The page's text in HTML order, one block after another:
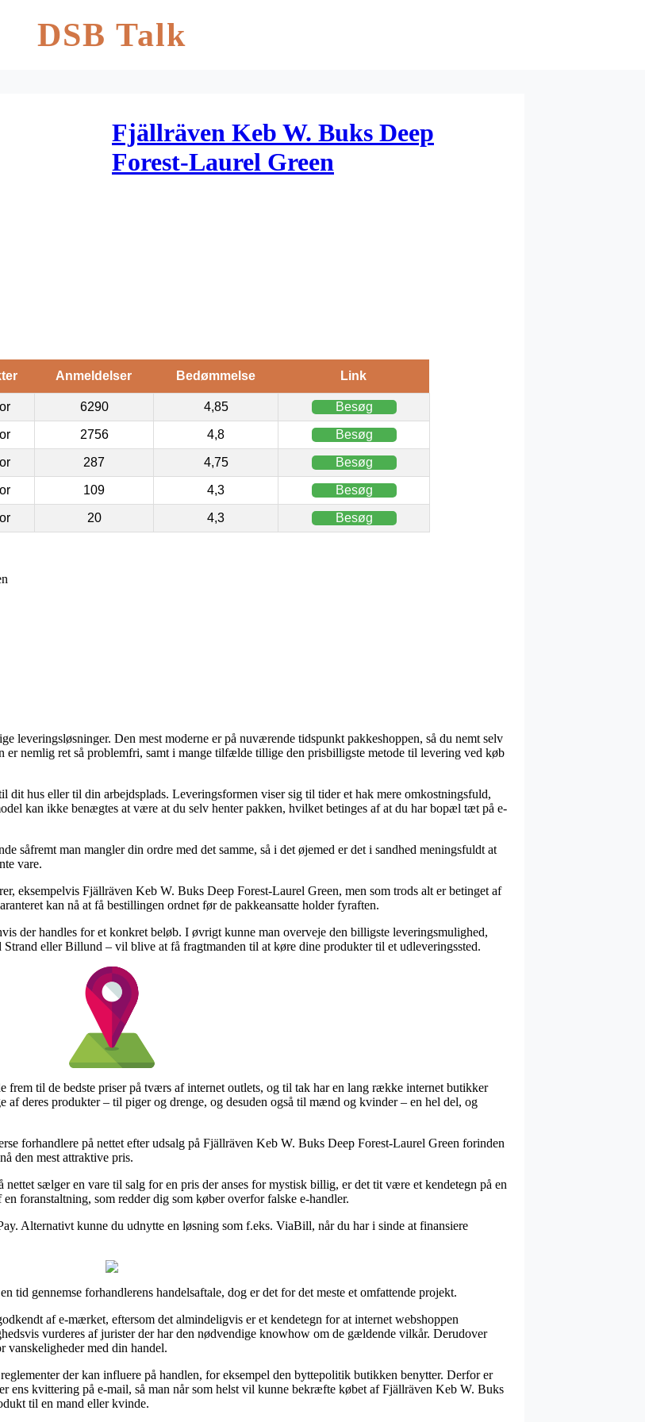
DSB Talk
Fjällräven Keb W. Buks Deep
Forest-Laurel Green
Anmeldelser Bedømmelse Link
6290 4,85 Besøg
2756 4,8 Besøg
287 4,75 Besøg
109 4,3 Besøg
20 4,3 Besøg
leveringsløsninger. Den mest moderne er på nuværende tidspunkt pakkeshoppen, så du nemt selv
er nemlig ret så problemfri, samt i mange tilfælde tillige den prisbilligste metode til levering ved køb
dit hus eller til din arbejdsplads. Leveringsformen viser sig til tider et hak mere omkostningsfuld,
kan ikke benægtes at være at du selv henter pakken, hvilket betinges af at du har bopæl tæt på e-
såfremt man mangler din ordre med det samme, så i det øjemed er det i sandhed meningsfuldt at
vare.
eksempelvis Fjällräven Keb W. Buks Deep Forest-Laurel Green, men som trods alt er betinget af
kan nå at få bestillingen ordnet før de pakkeansatte holder fyraften.
der handles for et konkret beløb. I øvrigt kunne man overveje den billigste leveringsmulighed,
eller Billund – vil blive at få fragtmanden til at køre dine produkter til et udleveringssted.
frem til de bedste priser på tværs af internet outlets, og til tak har en lang række internet butikker
af deres produkter – til piger og drenge, og desuden også til mænd og kvinder – en hel del, og
forhandlere på nettet efter udsalg på Fjällräven Keb W. Buks Deep Forest-Laurel Green forinden
den mest attraktive pris.
sælger en vare til salg for en pris der anses for mystisk billig, er det tit være et kendetegn på en
foranstaltning, som redder dig som køber overfor falske e-handler.
Alternativt kunne du udnytte en løsning som f.eks. ViaBill, når du har i sinde at finansiere
tid gennemse forhandlerens handelsaftale, dog er det for det meste et omfattende projekt.
af e-mærket, eftersom det almindeligvis er et kendetegn for at internet webshoppen
vurderes af jurister der har den nødvendige knowhow om de gældende vilkår. Derudover
vanskeligheder med din handel.
der kan influere på handlen, for eksempel den byttepolitik butikken benytter. Derfor er
ens kvittering på e-mail, så man når som helst vil kunne bekræfte købet af Fjällräven Keb W. Buks
til en mand eller kvinde.